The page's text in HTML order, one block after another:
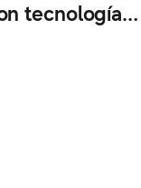
tecnología